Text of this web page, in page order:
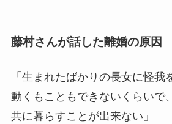
藤村さんが話した離婚の原因
「生まれたばかりの長女に怪我
動くもこともできないくらいで、
共に暮らすことが出来ない」